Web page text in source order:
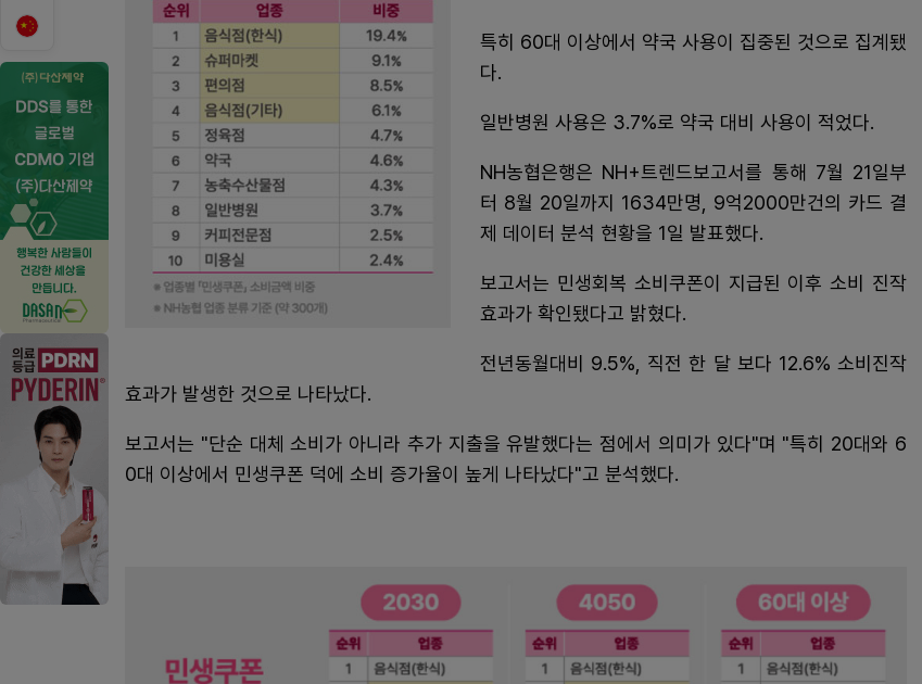
특히 60대 이상에서 약국 사용이 집중된 것으로 집계됐
다.
일반병원 사용은 3.7%로 약국 대비 사용이 적었다.
NH농협은행은 NH+트렌드보고서를 통해 7월 21일부
터 8월 20일까지 1634만명, 9억2000만건의 카드 결
제 데이터 분석 현황을 1일 발표했다.
보고서는 민생회복 소비쿠폰이 지급된 이후 소비 진작
효과가 확인됐다고 밝혔다.
전년동월대비 9.5%, 직전 한 달 보다 12.6% 소비진작
효과가 발생한 것으로 나타났다.
보고서는 "단순 대체 소비가 아니라 추가 지출을 유발했다는 점에서 의미가 있다"며 "특히 20대와 6
0대 이상에서 민생쿠폰 덕에 소비 증가율이 높게 나타났다"고 분석했다.